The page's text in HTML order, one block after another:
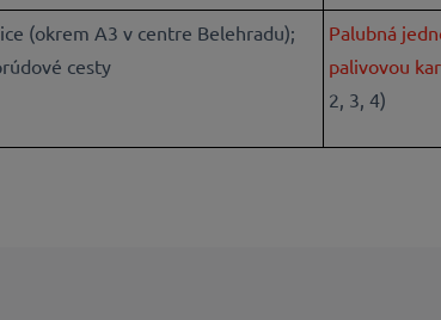
(okrem A3 v centre Belehradu);
cesty
Palubná
palivovou
2, 3, 4)